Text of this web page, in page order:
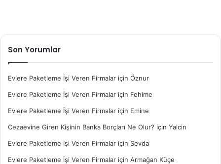
Son Yorumlar
Evlere Paketleme İşi Veren Firmalar için Öznur
Evlere Paketleme İşi Veren Firmalar için Fehime
Evlere Paketleme İşi Veren Firmalar için Emine
Cezaevine Giren Kişinin Banka Borçları Ne Olur? için Yalcin
Evlere Paketleme İşi Veren Firmalar için Sevda
Evlere Paketleme İşi Veren Firmalar için Armağan Küçe